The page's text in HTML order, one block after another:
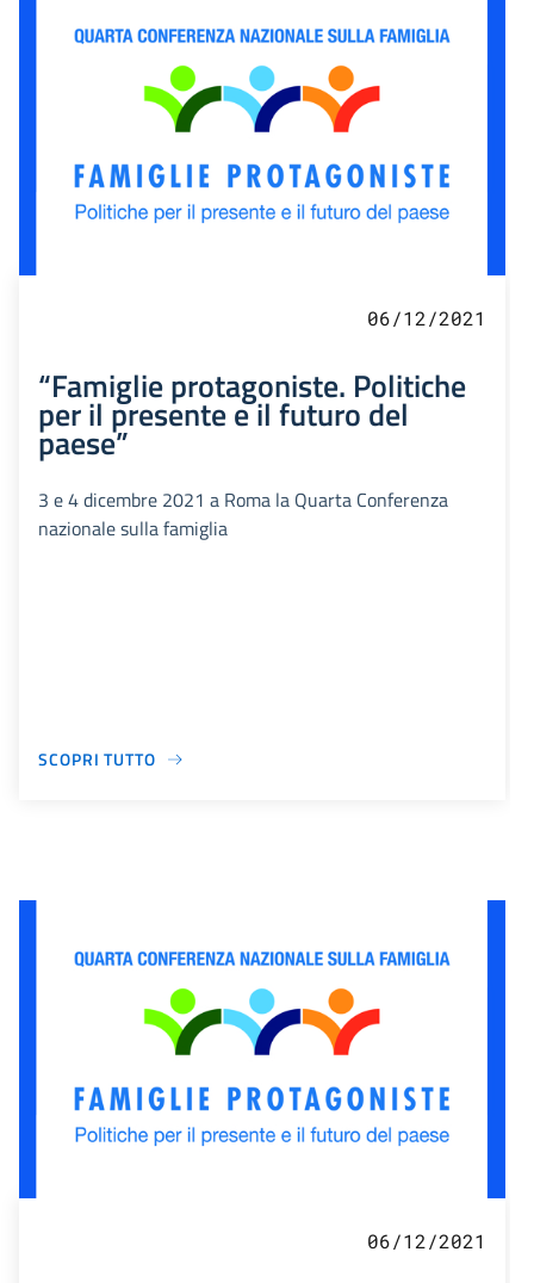
06/12/2021
“Famiglie protagoniste. Politiche
per il presente e il futuro del
paese”
3 e 4 dicembre 2021 a Roma la Quarta Conferenza
nazionale sulla famiglia
SCOPRI TUTTO
06/12/2021